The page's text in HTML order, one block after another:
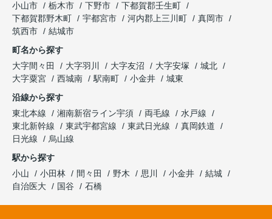
小山市
栃木市 下野市
下都賀郡壬生町
下都賀郡野木町
宇都宮市 河内郡上三川町
真岡市
筑西市
結城市
町名から探す
大字間々田
大字羽川 大字友沼 大字安塚
城北
大字粟宮
西城南 駅南町 小金井
城東
沿線から探す
東北本線
湘南新宿ライン宇須 両毛線
水戸線
東北新幹線
東武宇都宮線 東武日光線
真岡鉄道
日光線
烏山線
駅から探す
小山
小田林 間々田 野木 思川 小金井
結城
自治医大
国谷 石橋